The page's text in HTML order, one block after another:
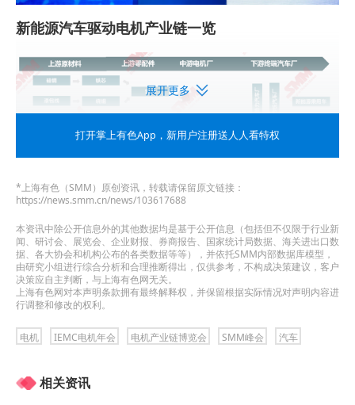
新能源汽车驱动电机产业链一览
2018-2025年新能源汽车消费情况分析
从2018-2025国内汽车产业蓬勃发展，产销以季节
性变化趋势逐年走高
►SMM分析
展开更多
打开掌上有色App ，新用户注册送人人看特权
*上海有色（SMM）原创资讯，转载请保留原文链接：
https://news.smm.cn/news/103617688
本资讯中除公开信息外的其他数据均是基于公开信息（包括但不仅限于行业新
闻、研讨会、展览会、企业财报、券商报告、国家统计局数据、海关进出口数
据、各大协会和机构公布的各类数据等等），并依托SMM内部数据库模型，
由研究小组进行综合分析和合理推断得出，仅供参考，不构成决策建议，客户
决策应自主判断，与上海有色网无关。
上海有色网对本声明条款拥有最终解释权，并保留根据实际情况对声明内容进
行调整和修改的权利。
电机 IEMC电机年会 电机产业链博览会 SMM峰会 汽车
相关资讯